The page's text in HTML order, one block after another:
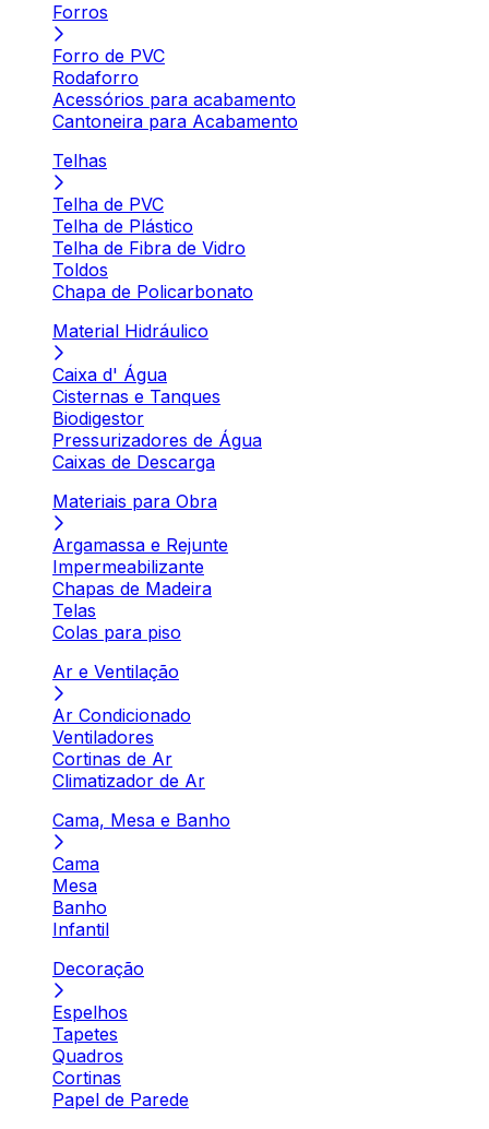
Forros
Forro de PVC
Rodaforro
Acessórios para acabamento
Cantoneira para Acabamento
Telhas
Telha de PVC
Telha de Plástico
Telha de Fibra de Vidro
Toldos
Chapa de Policarbonato
Material Hidráulico
Caixa d' Água
Cisternas e Tanques
Biodigestor
Pressurizadores de Água
Caixas de Descarga
Materiais para Obra
Argamassa e Rejunte
Impermeabilizante
Chapas de Madeira
Telas
Colas para piso
Ar e Ventilação
Ar Condicionado
Ventiladores
Cortinas de Ar
Climatizador de Ar
Cama, Mesa e Banho
Cama
Mesa
Banho
Infantil
Decoração
Espelhos
Tapetes
Quadros
Cortinas
Papel de Parede